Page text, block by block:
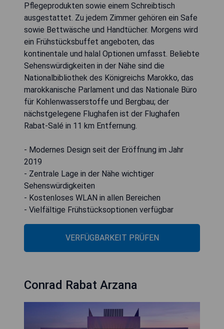
Pflegeprodukten sowie einem Schreibtisch
ausgestattet. Zu jedem Zimmer gehören ein Safe
sowie Bettwäsche und Handtücher. Morgens wird
ein Frühstücksbuffet angeboten, das
kontinentale und halal Optionen umfasst. Beliebte
Sehenswürdigkeiten in der Nähe sind die
Nationalbibliothek des Königreichs Marokko, das
marokkanische Parlament und das Nationale Büro
für Kohlenwasserstoffe und Bergbau; der
nächstgelegene Flughafen ist der Flughafen
Rabat-Salé in 11 km Entfernung.
- Modernes Design seit der Eröffnung im Jahr
2019
- Zentrale Lage in der Nähe wichtiger
Sehenswürdigkeiten
- Kostenloses WLAN in allen Bereichen
- Vielfältige Frühstücksoptionen verfügbar
VERFÜGBARKEIT PRÜFEN
Conrad Rabat Arzana